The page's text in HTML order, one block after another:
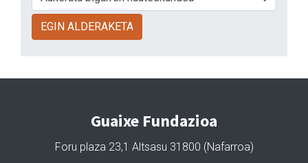
EGIN ALDERAKETA
Guaixe Fundazioa
Foru plaza 23,1 Altsasu 31800 (Nafarroa)